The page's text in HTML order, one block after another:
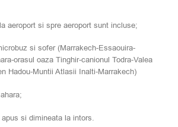
aeroport si spre aeroport sunt incluse;
si sofer (Marrakech-Essaouira-
orasul oaza Tinghir-canionul Todra-Valea
Hadou-Muntii Atlasii Inalti-Marrakech)
si dimineata la intors.